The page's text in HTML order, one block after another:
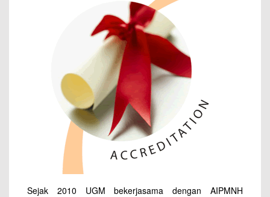
Sejak 2010 UGM bekerjasama dengan AIPMNH